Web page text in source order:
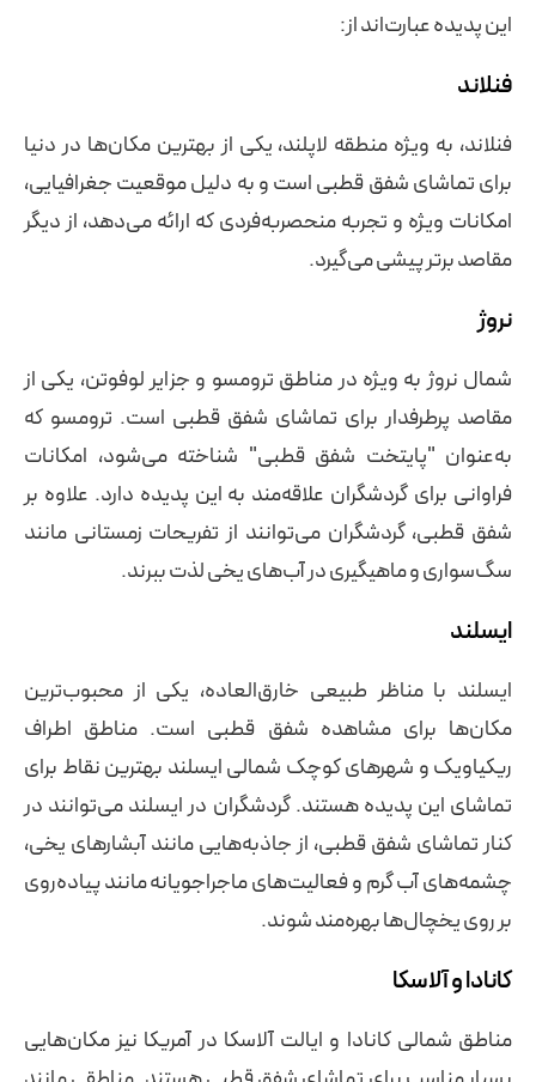
این پدیده عبارت‌اند از:
فنلاند
فنلاند، به ویژه منطقه لاپلند، یکی از بهترین مکان‌ها در دنیا
برای تماشای شفق قطبی است و به دلیل موقعیت جغرافیایی،
امکانات ویژه و تجربه منحصربه‌فردی که ارائه می‌دهد، از دیگر
مقاصد برتر پیشی می‌گیرد.
نروژ
شمال نروژ به ویژه در مناطق ترومسو و جزایر لوفوتن، یکی از
مقاصد پرطرفدار برای تماشای شفق قطبی است. ترومسو که
به‌عنوان "پایتخت شفق قطبی" شناخته می‌شود، امکانات
فراوانی برای گردشگران علاقه‌مند به این پدیده دارد. علاوه بر
شفق قطبی، گردشگران می‌توانند از تفریحات زمستانی مانند
سگ‌سواری و ماهیگیری در آب‌های یخی لذت ببرند.
ایسلند
ایسلند با مناظر طبیعی خارق‌العاده، یکی از محبوب‌ترین
مکان‌ها برای مشاهده شفق قطبی است. مناطق اطراف
ریکیاویک و شهرهای کوچک شمالی ایسلند بهترین نقاط برای
تماشای این پدیده هستند. گردشگران در ایسلند می‌توانند در
کنار تماشای شفق قطبی، از جاذبه‌هایی مانند آبشارهای یخی،
چشمه‌های آب گرم و فعالیت‌های ماجراجویانه مانند پیاده‌روی
بر روی یخچال‌ها بهره‌مند شوند.
کانادا و آلاسکا
مناطق شمالی کانادا و ایالت آلاسکا در آمریکا نیز مکان‌هایی